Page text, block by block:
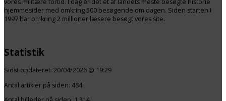
hjemmesider med omkring 500 besøgende om dagen. Siden starten i
1997 har omkring 2 millioner læsere besøgt vores site.
Statistik
Sidst opdateret: 20/04/2026 @ 19:29
Antal artikler på siden: 484